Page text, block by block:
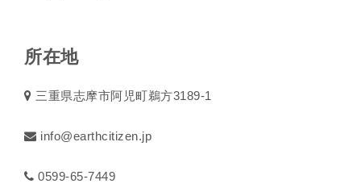
所在地
三重県志摩市阿児町鵜方3189-1
info@earthcitizen.jp
0599-65-7449